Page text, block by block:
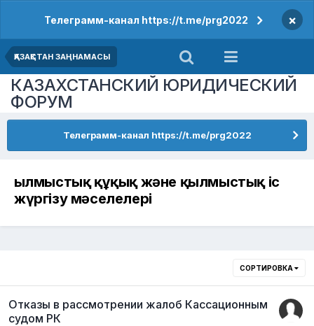
Телеграмм-канал https://t.me/prg2022 ×
ҚАЗАҚСТАН ЗАҢНАМАСЫ
КАЗАХСТАНСКИЙ ЮРИДИЧЕСКИЙ
ФОРУМ
Телеграмм-канал https://t.me/prg2022
Қылмыстық құқық және қылмыстық іс
жүргізу мәселелері
СОРТИРОВКА
Отказы в рассмотрении жалоб Кассационным
судом РК